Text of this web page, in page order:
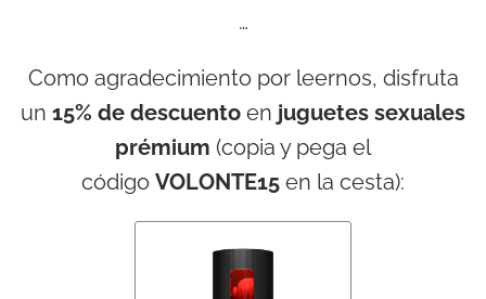
…
Como agradecimiento por leernos, disfruta
un 15% de descuento en juguetes sexuales
prémium (copia y pega el
código VOLONTE15 en la cesta):